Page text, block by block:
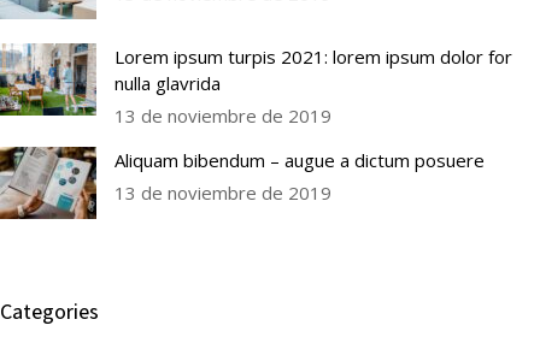
Lorem ipsum turpis 2021: lorem ipsum dolor for
nulla glavrida
13 de noviembre de 2019
Aliquam bibendum – augue a dictum posuere
13 de noviembre de 2019
Categories